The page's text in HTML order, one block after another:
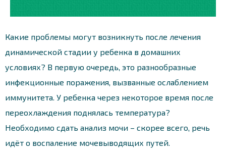
Какие проблемы могут возникнуть после лечения
динамической стадии у ребенка в домашних
условиях? В первую очередь, это разнообразные
инфекционные поражения, вызванные ослаблением
иммунитета. У ребенка через некоторое время после
переохлаждения поднялась температура?
Необходимо сдать анализ мочи – скорее всего, речь
идёт о воспаление мочевыводящих путей.